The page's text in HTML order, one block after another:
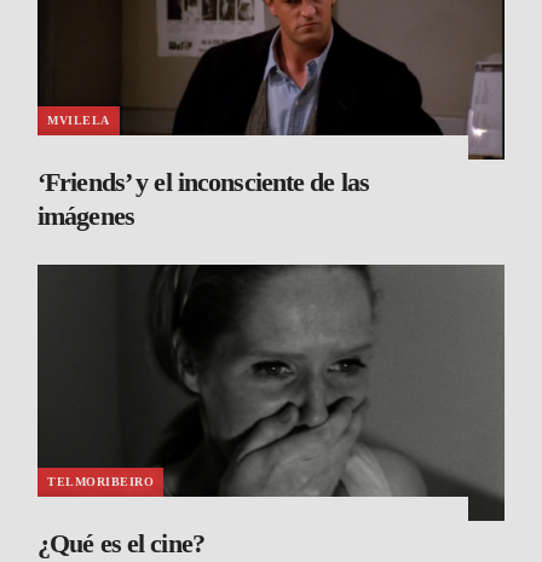
MVILELA
‘Friends’ y el inconsciente de las
imágenes
TELMORIBEIRO
¿Qué es el cine?